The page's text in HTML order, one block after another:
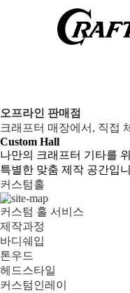
오프라인 판매점
크래프터 매장에서, 직접
Custom Hall
나만의 크래프터 기타를
특별한 맞춤 제작 공간입
커스텀홀
커스텀 홀 서비스
제작과정
바디쉐입
톤우드
헤드스타일
커스텀인레이